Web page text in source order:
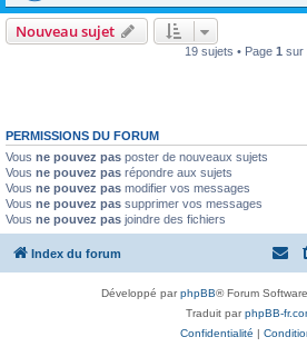
Nouveau sujet
19 sujets • Page 1 sur
PERMISSIONS DU FORUM
Vous ne pouvez pas poster de nouveaux sujets
Vous ne pouvez pas répondre aux sujets
Vous ne pouvez pas modifier vos messages
Vous ne pouvez pas supprimer vos messages
Vous ne pouvez pas joindre des fichiers
Index du forum
Développé parphpBB® Forum
Traduit parphpBB-
Confidentialité |